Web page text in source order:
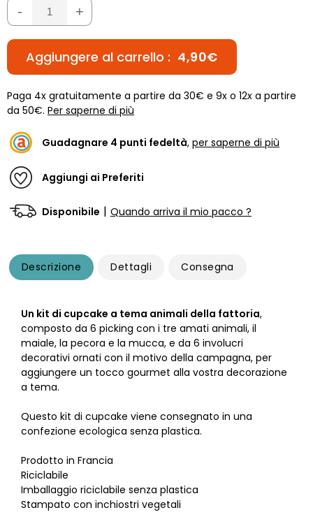
- +
Aggiungere al carrello : 4,90€
Paga 4x gratuitamente a partire da 30€ e 9x o 12x a partire
da 50€. Per saperne di più
Guadagnare 4 punti fedeltà, per saperne di più
Aggiungi ai Preferiti
Disponibile | Quando arriva il mio pacco ?
Descrizione Dettagli Consegna
Un kit di cupcake a tema animali della fattoria,
composto da 6 picking con i tre amati animali, il
maiale, la pecora e la mucca, e da 6 involucri
decorativi ornati con il motivo della campagna, per
aggiungere un tocco gourmet alla vostra decorazione
a tema.
Questo kit di cupcake viene consegnato in una
confezione ecologica senza plastica.
Prodotto in Francia
Riciclabile
Imballaggio riciclabile senza plastica
Stampato con inchiostri vegetali